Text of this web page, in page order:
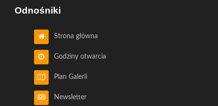
Odnośniki
Strona główna
Godziny otwarcia
Plan Galerii
Newsletter